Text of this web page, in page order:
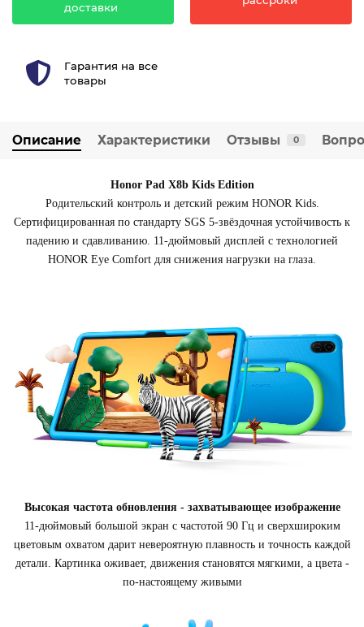
доставки
Гарантия на все
товары
Описание Характеристики Отзывы 0
Honor Pad X8b Kids Edition
Родительский контроль и детский режим HONOR Kids.
Сертифицированная по стандарту SGS 5-звёздочная устойчивость к
падению и сдавливанию. 11-дюймовый дисплей с технологией
HONOR Eye Comfort для снижения нагрузки на глаза.
Высокая частота обновления - захватывающее изображение
11-дюймовый большой экран с частотой 90 Гц и сверхшироким
цветовым охватом дарит невероятную плавность и точность каждой
детали. Картинка оживает, движения становятся мягкими, а цвета -
по-настоящему живыми